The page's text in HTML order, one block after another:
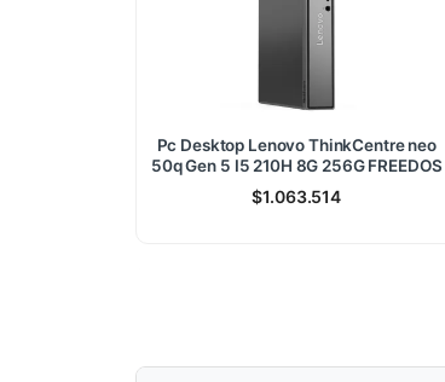
Pc Desktop Lenovo ThinkCentre neo
50q Gen 5 I5 210H 8G 256G FREEDOS
$1.063.514